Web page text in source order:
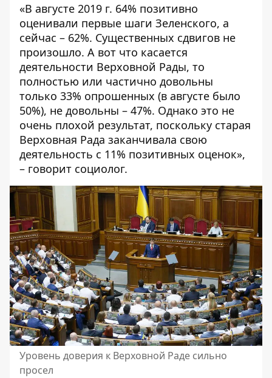
«В августе 2019 г. 64% позитивно
оценивали первые шаги Зеленского, а
сейчас – 62%. Существенных сдвигов не
произошло. А вот что касается
деятельности Верховной Рады, то
полностью или частично довольны
только 33% опрошенных (в августе было
50%), не довольны – 47%. Однако это не
очень плохой результат, поскольку старая
Верховная Рада заканчивала свою
деятельность с 11% позитивных оценок»,
– говорит социолог.
Уровень доверия к Верховной Раде сильно
просел